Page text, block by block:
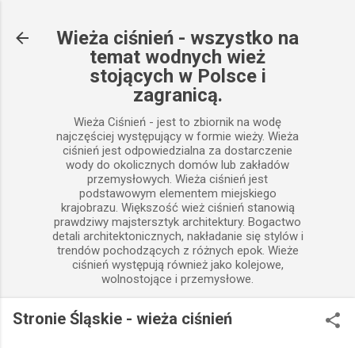
Wieża ciśnień - wszystko na
temat wodnych wież
stojących w Polsce i
zagranicą.
Wieża Ciśnień - jest to zbiornik na wodę
najczęściej występujący w formie wieży. Wieża
ciśnień jest odpowiedzialna za dostarczenie
wody do okolicznych domów lub zakładów
przemysłowych. Wieża ciśnień jest
podstawowym elementem miejskiego
krajobrazu. Większość wież ciśnień stanowią
prawdziwy majstersztyk architektury. Bogactwo
detali architektonicznych, nakładanie się stylów i
trendów pochodzących z różnych epok. Wieże
ciśnień występują również jako kolejowe,
wolnostojące i przemysłowe.
Stronie Śląskie - wieża ciśnień